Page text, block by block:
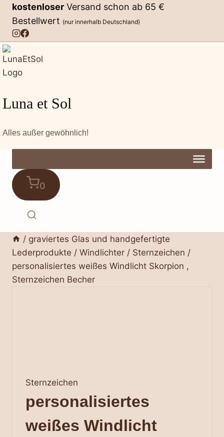
Zum
Inhalt
springen
kostenloser Versand schon ab 65 €
Bestellwert (nur innerhalb Deutschland)
Luna et Sol
Alles außer gewöhnlich!
0
/ graviertes Glas und handgefertigte
Lederprodukte / Windlichter / Sternzeichen /
personalisiertes weißes Windlicht Skorpion ,
Sternzeichen Becher
Sternzeichen
personalisiertes
weißes Windlicht